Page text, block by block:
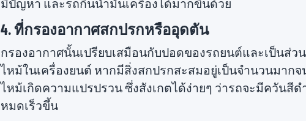
4. ที่กรองอากาศสกปรกหรืออุดตัน
กรองอากาศนั้นเปรียบเสมือนกับปอดของรถยนต์และเป็นส่
ไหม้ในเครื่องยนต์ หากมีสิ่งสกปรกสะสมอยู่เป็นจำนวนมาก
ไหม้เกิดความแปรปรวน ซึ่งสังเกตได้ง่ายๆ ว่ารถจะมีควัน
หมดเร็วขึ้น